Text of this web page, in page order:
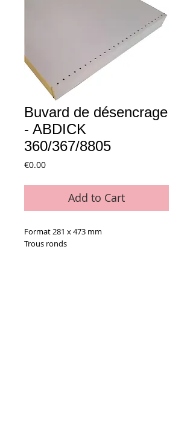
Buvard de désencrage
- ABDICK
360/367/8805
€0.00Price
Add to Cart
Format 281 x 473 mm
Trous ronds